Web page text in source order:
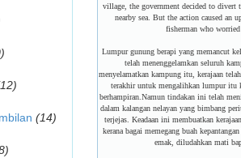
(14)
village, the government decided to divert
nearby sea. But the action caused an
fisherman who worried
Lumpur gunung berapi yang memancut
telah menenggelamkan seluruh
menyelamatkan kampung itu, kerajaan
terakhir untuk mengalihkan lumpur itu
berhampiran.Namun tindakan ini telah
dalam kalangan nelayan yang bimbang
terjejas. Keadaan ini membuatkan
kerana bagai memegang buah
emak, diludahkan mati